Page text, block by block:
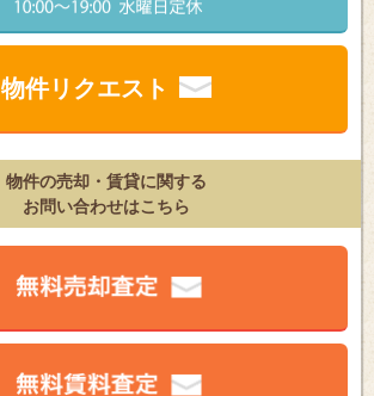
物件リクエスト
物件の売却・賃貸に関する
お問い合わせはこちら